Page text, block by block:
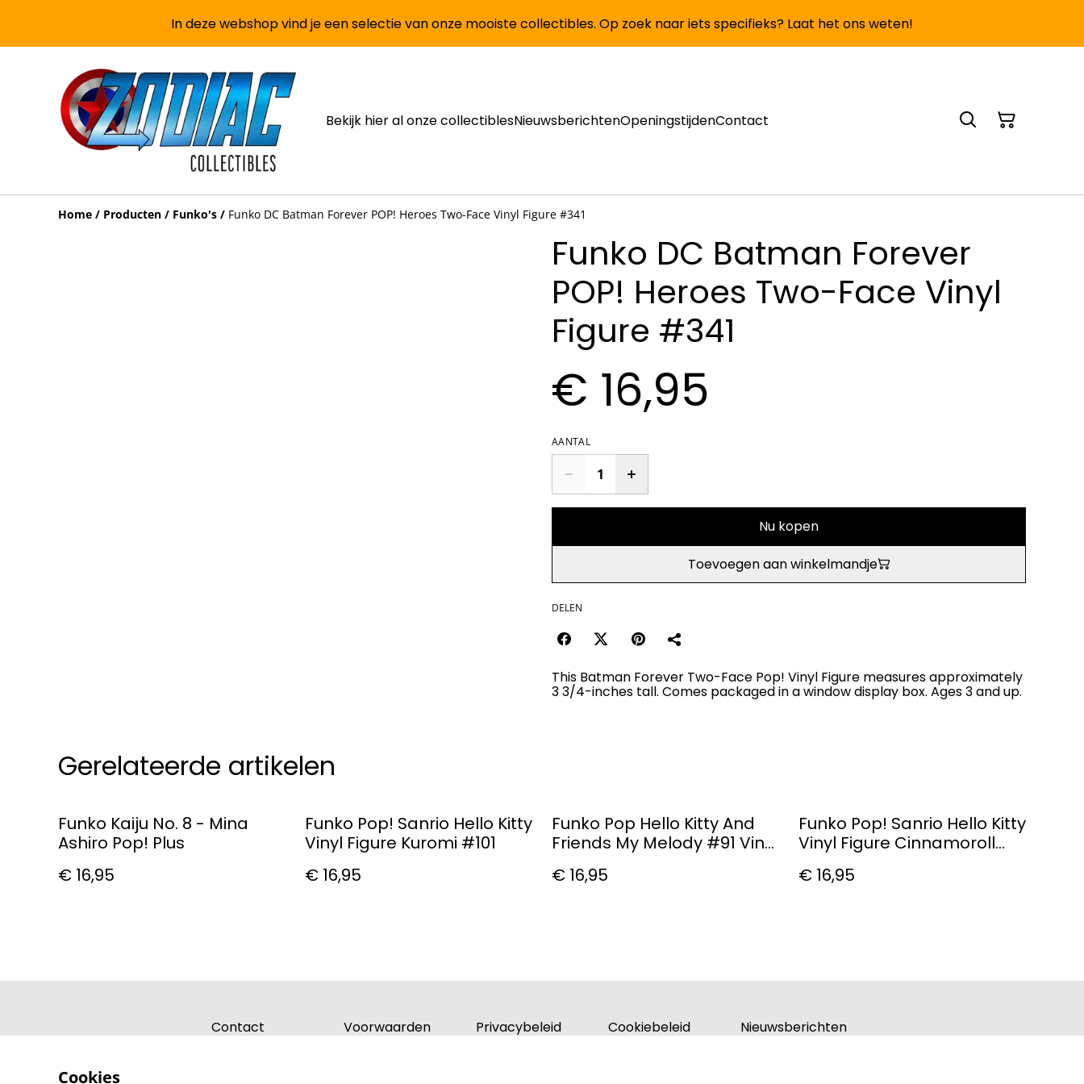
In deze webshop vind je een selectie van onze mooiste collectibles. Op zoek naar iets specifieks? Laat het ons weten!
Bekijk hier al onze collectiblesNieuwsberichtenOpeningstijdenContact
Home / Producten / Funko's / Funko DC Batman Forever POP! Heroes Two-Face Vinyl Figure #341
Funko DC Batman Forever
POP! Heroes Two-Face Vinyl
Figure #341
€ 16,95
AANTAL
Nu kopen
Toevoegen aan winkelmandje
DELEN
This Batman Forever Two-Face Pop! Vinyl Figure measures approximately
3 3/4-inches tall. Comes packaged in a window display box. Ages 3 and up.
Gerelateerde artikelen
Funko Kaiju No. 8 - Mina
Ashiro Pop! Plus
€ 16,95
Funko Pop! Sanrio Hello Kitty
Vinyl Figure Kuromi #101
€ 16,95
Funko Pop Hello Kitty And
Friends My Melody #91 Vinyl
€ 16,95
Funko Pop! Sanrio Hello Kitty
Vinyl Figure Cinnamoroll
€ 16,95
Contact Voorwaarden Privacybeleid Cookiebeleid Nieuwsberichten
Cookies